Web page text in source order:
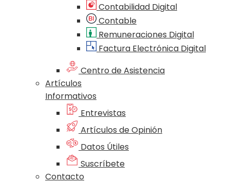
Contabilidad Digital
Contable
Remuneraciones Digital
Factura Electrónica Digital
Centro de Asistencia
Artículos
Informativos
Entrevistas
Artículos de Opinión
Datos Útiles
Suscríbete
Contacto